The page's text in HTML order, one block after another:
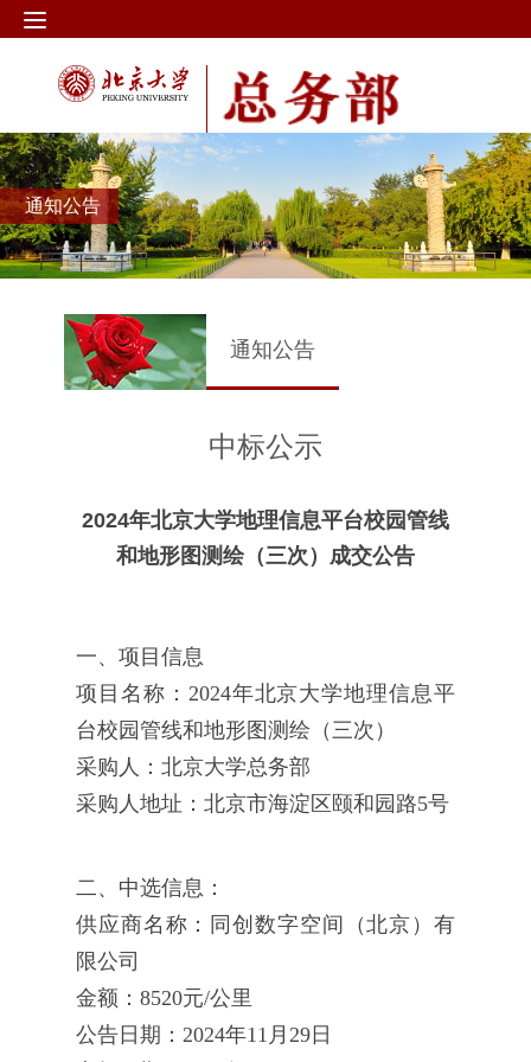
通知公告
通知公告
中标公示
2024年北京大学地理信息平台校园管线
和地形图测绘（三次）成交公告
一、项目信息
项目名称：2024年北京大学地理信息平
台校园管线和地形图测绘（三次）
采购人：北京大学总务部
采购人地址：北京市海淀区颐和园路5号
二、中选信息：
供应商名称：同创数字空间（北京）有
限公司
金额：8520元/公里
公告日期：2024年11月29日